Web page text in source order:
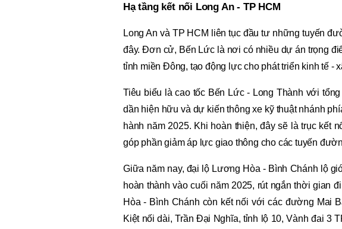
Hạ tầng kết nối Long An - TP HCM
Long An và TP HCM liên tục đầu tư những tuyến
đây. Đơn cử, Bến Lức là nơi có nhiều dự án trọng
tỉnh miền Đông, tạo động lực cho phát triển kinh tế -
Tiêu biểu là cao tốc Bến Lức - Long Thành với
dần hiện hữu và dự kiến thông xe kỹ thuật nhánh
hành năm 2025. Khi hoàn thiện, đây sẽ là trục kết
góp phần giảm áp lực giao thông cho các tuyến
Giữa năm nay, đại lộ Lương Hòa - Bình Chánh lộ
hoàn thành vào cuối năm 2025, rút ngắn thời gian
Hòa - Bình Chánh còn kết nối với các đường Mai
Kiệt nối dài, Trần Đại Nghĩa, tỉnh lộ 10, Vành đai 3